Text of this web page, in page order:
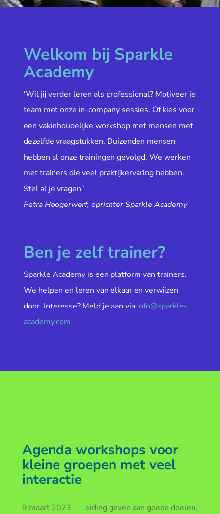
Welkom bij Sparkle
Academy
‘Wil jij verder leren als professional? Motiveer je
team met onze in-company sessies. Of kies voor
een vakinhoudelijke workshop met mensen met
dezelfde vraagstukken. Duizenden mensen
hebben al onze trainingen gevolgd. We werken
met trainers die veel praktijkervaring hebben.
Stel al je vragen.’
Petra Hoogerwerf, oprichter Sparkle Academy
Ben je zelf trainer?
Sparkle Academy is een platform van trainers.
We helpen en leren van elkaar en verwijzen
door. Interesse? Meld je aan via info@sparkle-
academy.com
Agenda workshops voor
kleine groepen met veel
interactie
9 maart 2023 Leiding geven aan goede doelen,